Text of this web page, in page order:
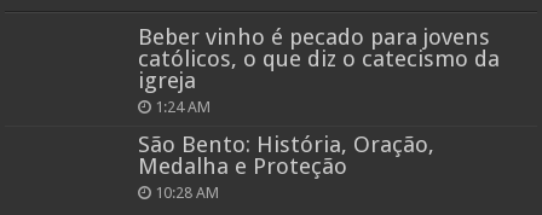
Beber vinho é pecado para jovens
católicos, o que diz o catecismo da
igreja
1:24 AM
São Bento: História, Oração,
Medalha e Proteção
10:28 AM